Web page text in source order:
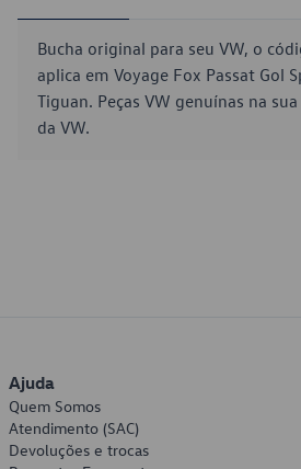
Bucha original para seu VW, o
aplica em Voyage Fox Passat Gol
Tiguan. Peças VW genuínas na
da VW.
Ajuda
Quem Somos
Atendimento (SAC)
Devoluções e trocas